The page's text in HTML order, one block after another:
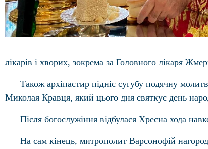
лікарів і хворих, зокрема за Головного лікаря
Також архіпастир підніс сугубу подячну
Миколая Кравця, який цього дня святкує день
Після богослужіння відбулася Хресна хода
На сам кінець, митрополит Варсонофій